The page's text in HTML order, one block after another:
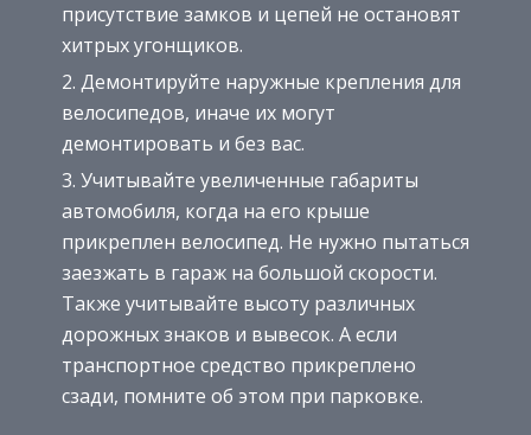
присутствие замков и цепей не остановят
хитрых угонщиков.
Демонтируйте наружные крепления для
велосипедов, иначе их могут
демонтировать и без вас.
Учитывайте увеличенные габариты
автомобиля, когда на его крыше
прикреплен велосипед. Не нужно пытаться
заезжать в гараж на большой скорости.
Также учитывайте высоту различных
дорожных знаков и вывесок. А если
транспортное средство прикреплено
сзади, помните об этом при парковке.